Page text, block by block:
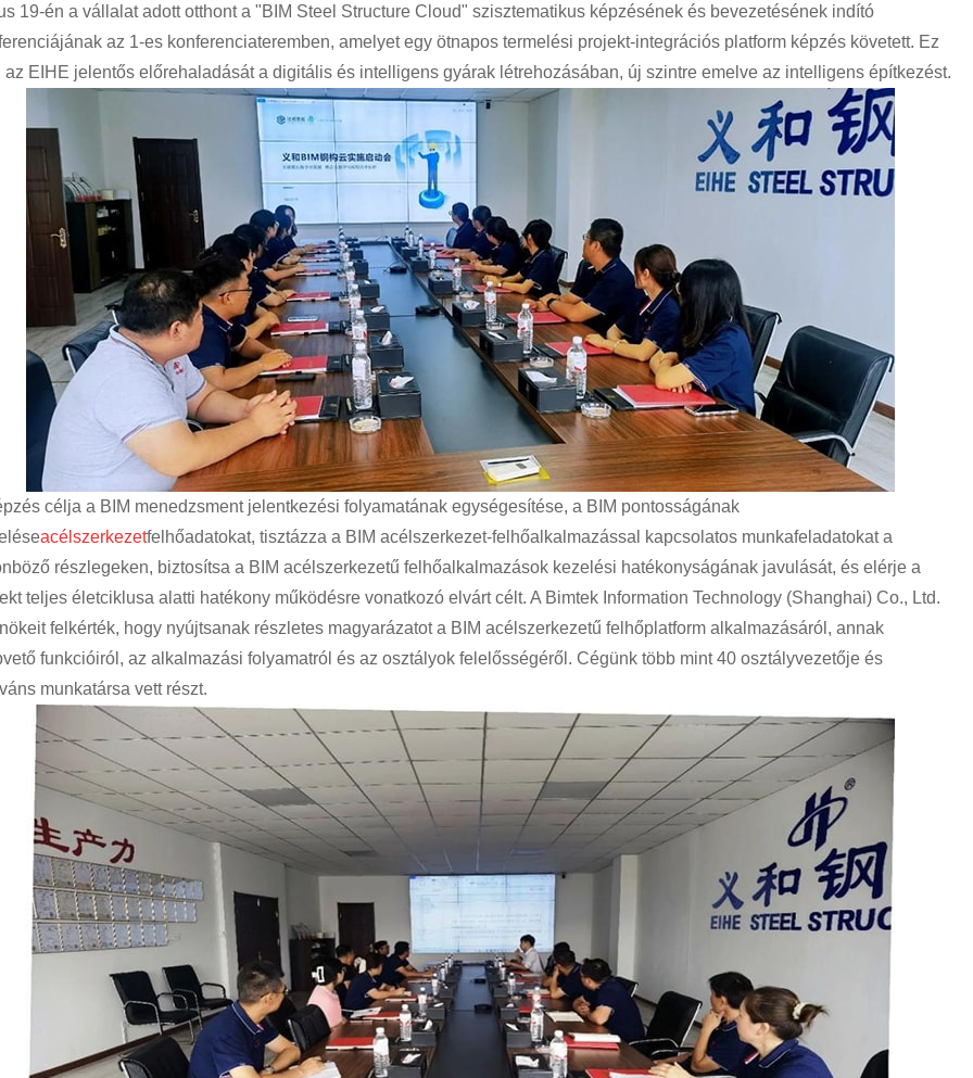
19-én a vállalat adott otthont a "BIM Steel Structure Cloud" szisztematikus képzésének és bevezetésének indító
az 1-es konferenciateremben, amelyet egy ötnapos termelési projekt-integrációs platform képzés követett. Ez
az EIHE jelentős előrehaladását a digitális és intelligens gyárak létrehozásában, új szintre emelve az intelligens építkezést.
célja a BIM menedzsment jelentkezési folyamatának egységesítése, a BIM pontosságának
acélszerkezetfelhőadatokat, tisztázza a BIM acélszerkezet-felhőalkalmazással kapcsolatos munkafeladatokat a
részlegeken, biztosítsa a BIM acélszerkezetű felhőalkalmazások kezelési hatékonyságának javulását, és elérje a
teljes életciklusa alatti hatékony működésre vonatkozó elvárt célt. A Bimtek Information Technology (Shanghai) Co., Ltd.
felkérték, hogy nyújtsanak részletes magyarázatot a BIM acélszerkezetű felhőplatform alkalmazásáról, annak
funkcióiról, az alkalmazási folyamatról és az osztályok felelősségéről. Cégünk több mint 40 osztályvezetője és
munkatársa vett részt.